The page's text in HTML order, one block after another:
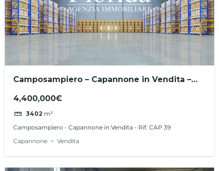
Camposampiero – Capannone in Vendita –
4,400,000€
3402 m²
Camposampiero - Capannone in Vendita - Rif. CAP 39
Capannone
Vendita